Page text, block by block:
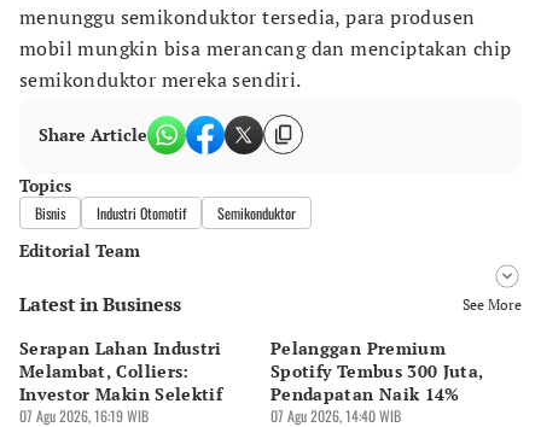
menunggu semikonduktor tersedia, para produsen
mobil mungkin bisa merancang dan menciptakan chip
semikonduktor mereka sendiri.
Share Article
Topics
Bisnis Industri Otomotif Semikonduktor
Editorial Team
Editor
Editor
Bayu Satito
Latest in Business See More
Serapan Lahan Industri
Melambat, Colliers:
Investor Makin Selektif
07 Agu 2026, 16:19 WIB
Pelanggan Premium
Spotify Tembus 300 Juta,
Pendapatan Naik 14%
07 Agu 2026, 14:40 WIB